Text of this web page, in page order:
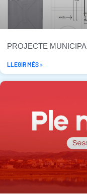
PROJECTE
LLEGIR MÉS »